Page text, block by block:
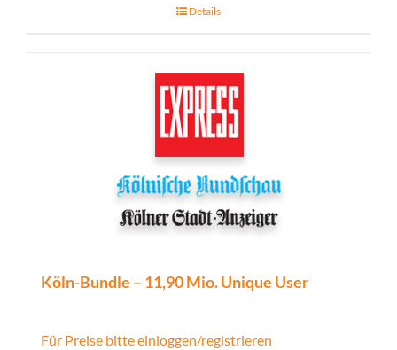
Details
Köln-Bundle – 11,90 Mio. Unique User
Für Preise bitte einloggen/registrieren